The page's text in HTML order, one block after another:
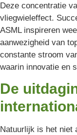
Deze concentratie
vliegwieleffect.
ASML inspireren
aanwezigheid van
constante stroom
waarin innovatie en
De
Natuurlijk is het niet